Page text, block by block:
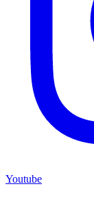
Youtube